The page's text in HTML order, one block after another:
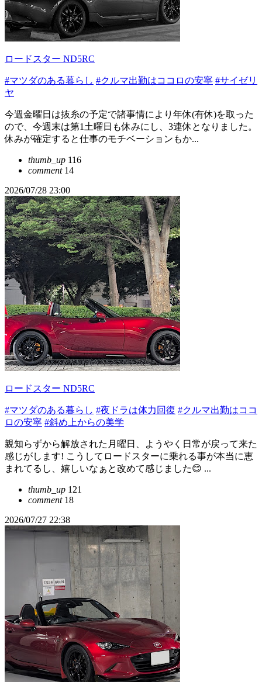
ロードスター ND5RC
#マツダのある暮らし #クルマ出勤はココロの安寧 #サイゼリ
ヤ
今週金曜日は抜糸の予定で諸事情により年休(有休)を取った
ので、今週末は第1土曜日も休みにし、3連休となりました。
休みが確定すると仕事のモチベーションもか...
thumb_up 116
comment14
2026/07/28 23:00
ロードスター ND5RC
#マツダのある暮らし #夜ドラは体力回復 #クルマ出勤はココ
ロの安寧 #斜め上からの美学
親知らずから解放された月曜日、ようやく日常が戻って来た
感じがします! こうしてロードスターに乗れる事が本当に恵
まれてるし、嬉しいなぁと改めて感じました😊 ...
thumb_up 121
comment18
2026/07/27 22:38